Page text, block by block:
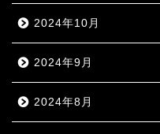
2024年10月
2024年9月
2024年8月